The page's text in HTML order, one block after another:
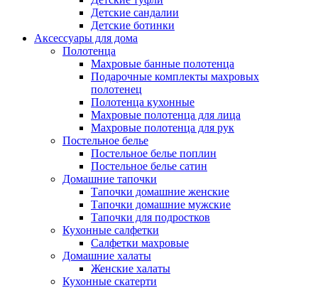
Детские сандалии
Детские ботинки
Аксессуары для дома
Полотенца
Махровые банные полотенца
Подарочные комплекты махровых
полотенец
Полотенца кухонные
Махровые полотенца для лица
Махровые полотенца для рук
Постельное белье
Постельное белье поплин
Постельное белье сатин
Домашние тапочки
Тапочки домашние женские
Тапочки домашние мужские
Тапочки для подростков
Кухонные салфетки
Салфетки махровые
Домашние халаты
Женские халаты
Кухонные скатерти